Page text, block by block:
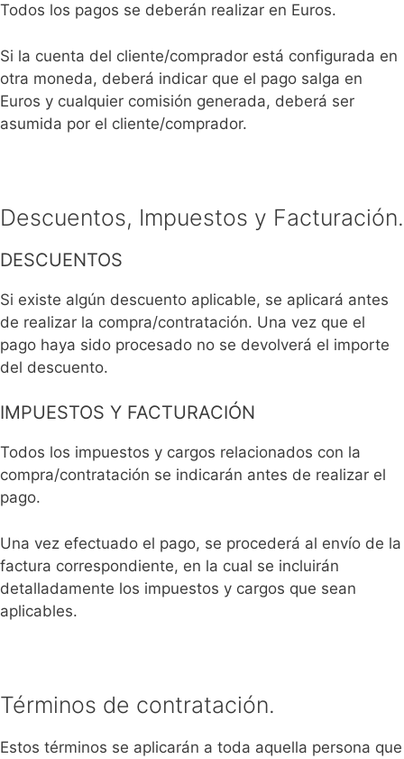
Todos los pagos se deberán realizar en Euros.
Si la cuenta del cliente/comprador está configurada en
otra moneda, deberá indicar que el pago salga en
Euros y cualquier comisión generada, deberá ser
asumida por el cliente/comprador.
Descuentos, Impuestos y Facturación.
DESCUENTOS
Si existe algún descuento aplicable, se aplicará antes
de realizar la compra/contratación. Una vez que el
pago haya sido procesado no se devolverá el importe
del descuento.
IMPUESTOS Y FACTURACIÓN
Todos los impuestos y cargos relacionados con la
compra/contratación se indicarán antes de realizar el
pago.
Una vez efectuado el pago, se procederá al envío de la
factura correspondiente, en la cual se incluirán
detalladamente los impuestos y cargos que sean
aplicables.
Términos de contratación.
Estos términos se aplicarán a toda aquella persona que